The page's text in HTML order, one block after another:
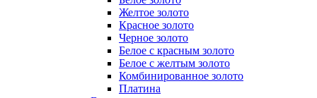
Желтое золото
Красное золото
Черное золото
Белое с красным золото
Белое с желтым золото
Комбинированное золото
Платина